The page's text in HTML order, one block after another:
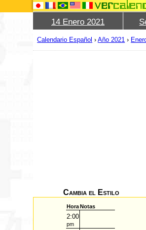
14 Enero 2021
Calendario Español ›Año 2021 ›
Cambia el Estilo
HoraNotas
2:00
pm